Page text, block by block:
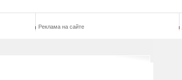
Реклама на сайте